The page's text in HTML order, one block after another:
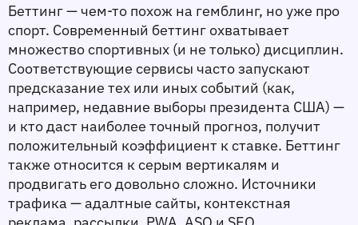
Беттинг — чем-то похож на гемблинг, но уже про
спорт. Современный беттинг охватывает
множество спортивных (и не только) дисциплин.
Соответствующие сервисы часто запускают
предсказание тех или иных событий (как,
например, недавние выборы президента США) —
и кто даст наиболее точный прогноз, получит
положительный коэффициент к ставке. Беттинг
также относится к серым вертикалям и
продвигать его довольно сложно. Источники
трафика — адалтные сайты, контекстная